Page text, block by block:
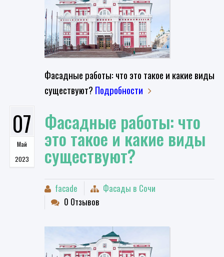
Фасадные работы: что это такое и какие виды
существуют? Подробности
07
Май
2023
​Фасадные работы: что
это такое и какие виды
существуют?
facade
Фасады в Сочи
0 Отзывов